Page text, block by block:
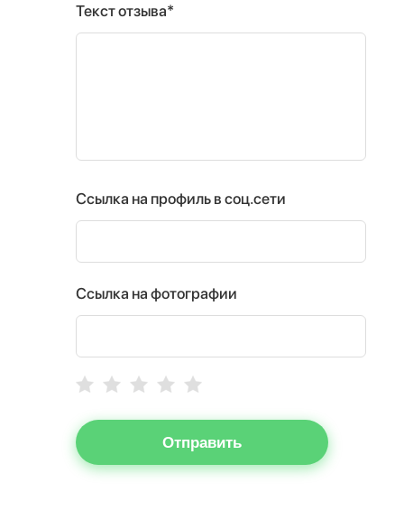
Текст отзыва*
Ссылка на профиль в соц.сети
Ссылка на фотографии
Отправить